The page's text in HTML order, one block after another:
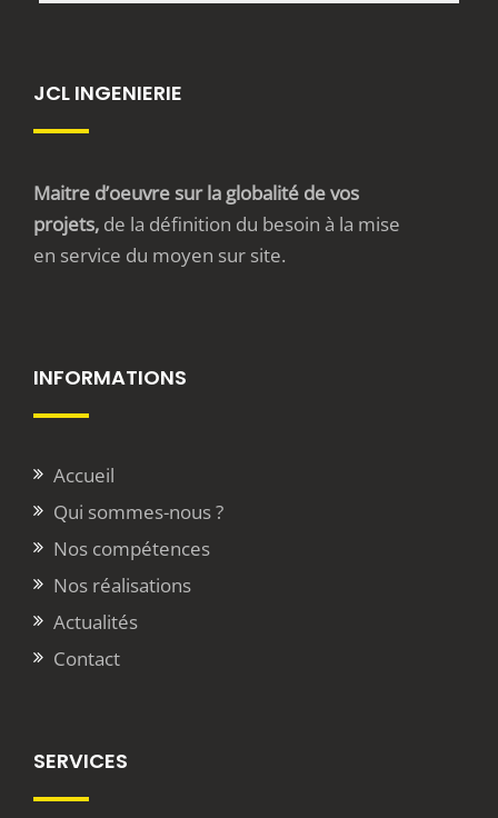
JCL INGENIERIE
Maitre d’oeuvre sur la globalité de vos
projets, de la définition du besoin à la mise
en service du moyen sur site.
INFORMATIONS
Accueil
Qui sommes-nous ?
Nos compétences
Nos réalisations
Actualités
Contact
SERVICES